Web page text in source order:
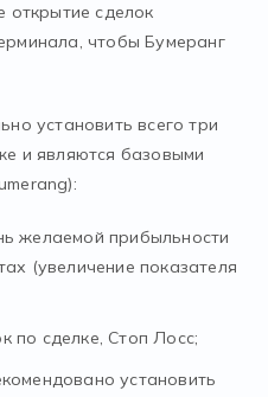
открытие сделок
чтобы Бумеранг
установить всего три
и являются базовыми
желаемой прибыльности
(увеличение показателя
по сделке, Стоп Лосс;
установить